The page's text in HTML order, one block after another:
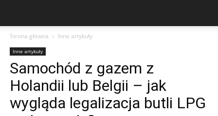
Strona główna Inne artykuły
Inne artykuły
Samochód z gazem z
Holandii lub Belgii – jak
wygląda legalizacja butli LPG